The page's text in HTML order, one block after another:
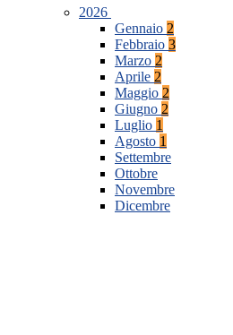
2026
Gennaio 2
Febbraio 3
Marzo 2
Aprile 2
Maggio 2
Giugno 2
Luglio 1
Agosto 1
Settembre
Ottobre
Novembre
Dicembre